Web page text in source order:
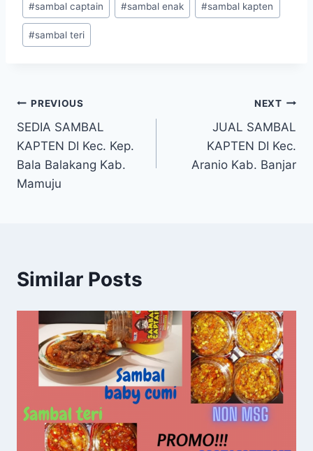
#sambal captain #sambal enak #sambal kapten
#sambal teri
PREVIOUS
SEDIA SAMBAL
KAPTEN DI Kec. Kep.
Bala Balakang Kab.
Mamuju
NEXT
JUAL SAMBAL
KAPTEN DI Kec.
Aranio Kab. Banjar
Similar Posts